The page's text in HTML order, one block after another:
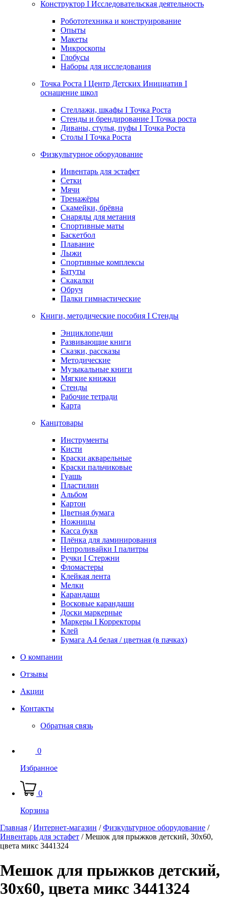
Конструктор I Исследовательская деятельность
Робототехника и конструирование
Опыты
Макеты
Микроскопы
Глобусы
Наборы для исследования
Точка Роста I Центр Детских Инициатив I
оснащение школ
Стеллажи, шкафы I Точка Роста
Стенды и брендирование I Точка роста
Диваны, стулья, пуфы I Точка Роста
Столы I Точка Роста
Физкультурное оборудование
Инвентарь для эстафет
Сетки
Мячи
Тренажёры
Скамейки, брёвна
Снаряды для метания
Спортивные маты
Баскетбол
Плавание
Лыжи
Спортивные комплексы
Батуты
Скакалки
Обруч
Палки гимнастические
Книги, методические пособия I Стенды
Энциклопедии
Развивающие книги
Сказки, рассказы
Методические
Музыкальные книги
Мягкие книжки
Стенды
Рабочие тетради
Карта
Канцтовары
Инструменты
Кисти
Краски акварельные
Краски пальчиковые
Гуашь
Пластилин
Альбом
Картон
Цветная бумага
Ножницы
Касса букв
Плёнка для ламинирования
Непроливайки I палитры
Ручки I Стержни
Фломастеры
Клейкая лента
Мелки
Карандаши
Восковые карандаши
Доски маркерные
Маркеры I Корректоры
Клей
Бумага А4 белая / цветная (в пачках)
О компании
Отзывы
Акции
Контакты
Обратная связь
0
Избранное
0
Корзина
Главная /Интернет-магазин /Физкультурное оборудование /
Инвентарь для эстафет /Мешок для прыжков детский, 30x60,
цвета микс 3441324
Мешок для прыжков детский,
30x60, цвета микс 3441324